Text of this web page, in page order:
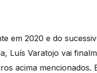
em 2020 e do
Luís Varatojo vai
acima mencionados.